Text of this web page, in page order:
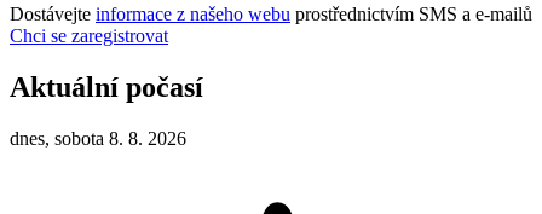
Dostávejte informace z našeho webu prostřednictvím SMS a e-mailů
Chci se zaregistrovat
Aktuální počasí
dnes, sobota 8. 8. 2026